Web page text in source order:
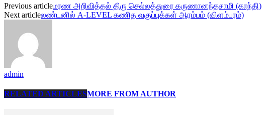
Previous articleமரண அறிவித்தல் திரு செல்லத்துரை கருணானந்தசாமி (காந்தி)
Next articleலண்டனில் A-LEVEL கணித வகுப்புக்கள் ஆரம்பம் (விளம்பரம்)
admin
RELATED ARTICLESMORE FROM AUTHOR